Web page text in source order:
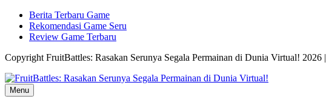
Skip
content
Berita Terbaru Game
Rekomendasi Game Seru
Review Game Terbaru
Copyright FruitBattles: Rasakan Serunya Segala Permainan di Dunia Virtual! 2026 |
Menu